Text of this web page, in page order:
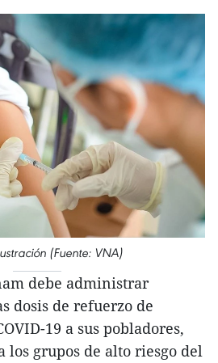
(Fuente: VNA)
debe administrar
dosis de refuerzo de
19 a sus pobladores,
los grupos de alto riesgo del